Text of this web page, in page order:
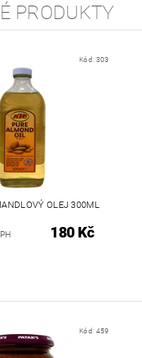
PRODUKTY
Kód: 303
OLEJ 300ML
180 Kč
Kód: 459